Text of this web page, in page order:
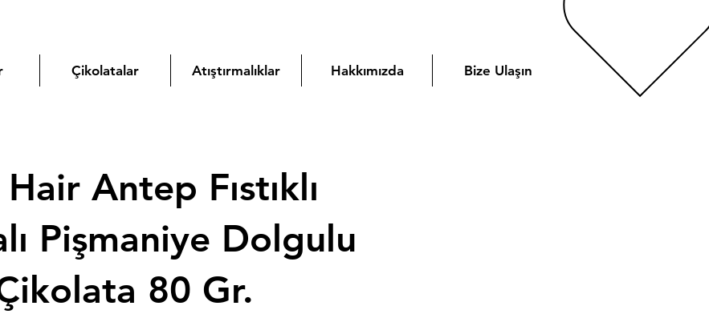
Çikolatalar Atıştırmalıklar Hakkımızda Bize Ulaşın
Antep Fıstıklı
Pişmaniye Dolgulu
80 Gr.